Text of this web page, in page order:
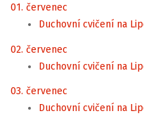
01. červenec
Duchovní cvičení na
02. červenec
Duchovní cvičení na
03. červenec
Duchovní cvičení na